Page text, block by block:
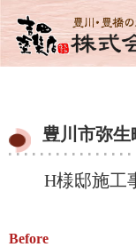
豊川市弥
H様邸施工
Before